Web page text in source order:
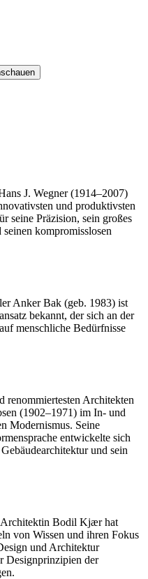
J. Wegner (1914–2007)
und produktivsten
seine Präzision, sein großes
kompromisslosen
Anker Bak (geb. 1983) ist
bekannt, der sich an der
menschliche Bedürfnisse
renommiertesten Architekten
(1902–1971) im In- und
Modernismus. Seine
entwickelte sich
und sein
Architektin Bodil Kjær hat
von Wissen und ihren Fokus
und Architektur
Designprinzipien der